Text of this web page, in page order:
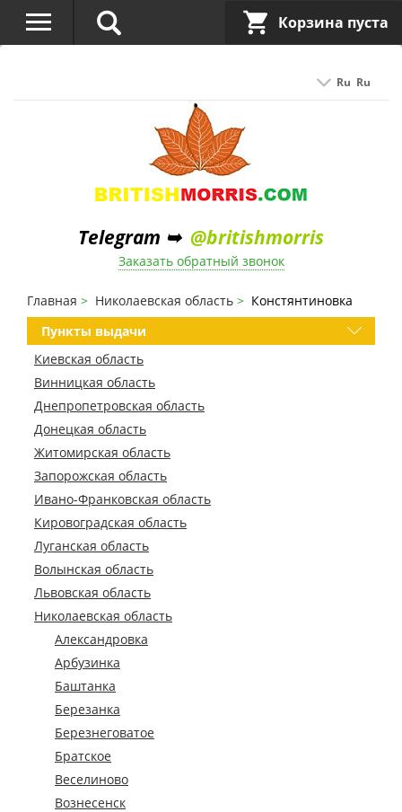
Ru Ru
Telegram ➥ @britishmorris
Заказать обратный звонок
Корзина пуста
Главная Николаевская область
Констянтиновка
Пункты выдачи
Киевская область
Винницкая область
Днепропетровская область
Донецкая область
Житомирская область
Запорожская область
Ивано-Франковская область
Кировоградская область
Луганская область
Волынская область
Львовская область
Николаевская область
Александровка
Арбузинка
Баштанка
Березанка
Березнеговатое
Братское
Веселиново
Вознесенск